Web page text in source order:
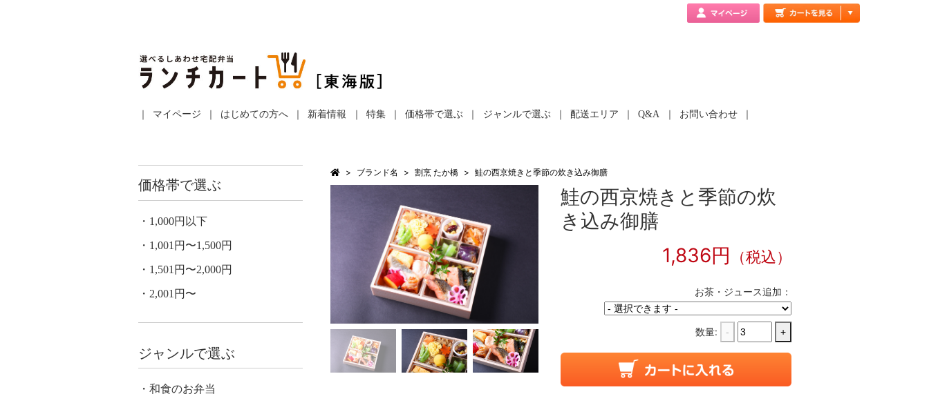
マイページ はじめての方へ 新着情報 特集 価格帯で選ぶ ジャンルで選ぶ 配送エリア Q&A お問い合わせ
ブランド名 割烹 たか橋 鮭の西京焼きと季節の炊き込み御膳
鮭の西京焼きと季節の炊
き込み御膳
1,836円 （税込）
お茶・ジュース追加：
数量: - +
価格帯で選ぶ
1,000円以下
1,001円〜1,500円
1,501円〜2,000円
2,001円〜
ジャンルで選ぶ
和食のお弁当